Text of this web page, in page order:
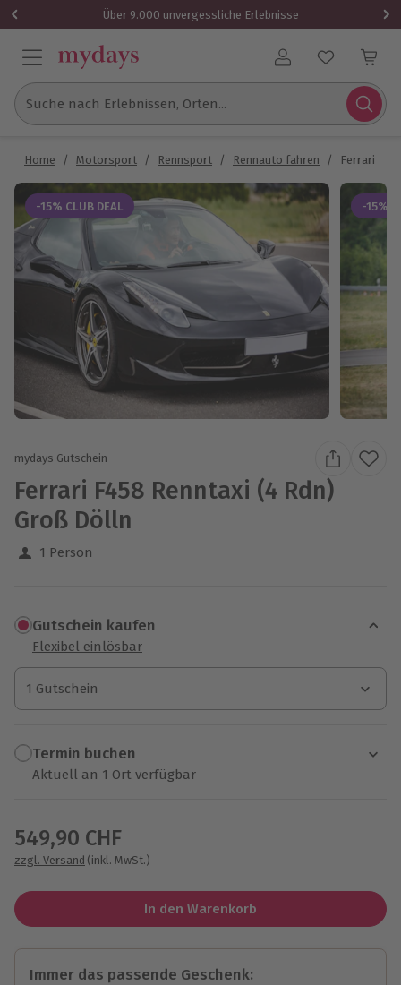
Über 9.000 unvergessliche Erlebnisse
Benutzerkonto
Suche nach Erlebnissen, Orten...
Home / Motorsport / Rennsport / Rennauto fahren / Ferrari
-15% CLUB DEAL -15%
mydays Gutschein
Ferrari F458 Renntaxi (4 Rdn)
Groß Dölln
1 Person
Gutschein kaufen
Flexibel einlösbar
1 Gutschein
1 Gutschein
1 Gutschein
Termin buchen
Aktuell an 1 Ort verfügbar
549,90 CHF
zzgl. Versand (inkl. MwSt.)
In den Warenkorb
Immer das passende Geschenk: